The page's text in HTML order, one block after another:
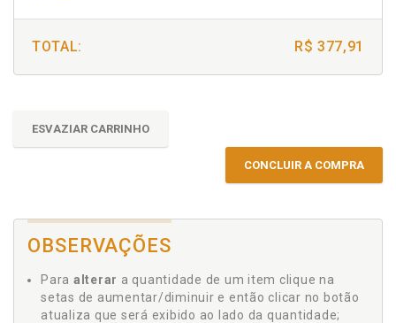
TOTAL: R$ 377,91
ESVAZIAR CARRINHO
CONCLUIR A COMPRA
OBSERVAÇÕES
Para alterar a quantidade de um item clique na
setas de aumentar/diminuir e então clicar no botão
atualiza que será exibido ao lado da quantidade;